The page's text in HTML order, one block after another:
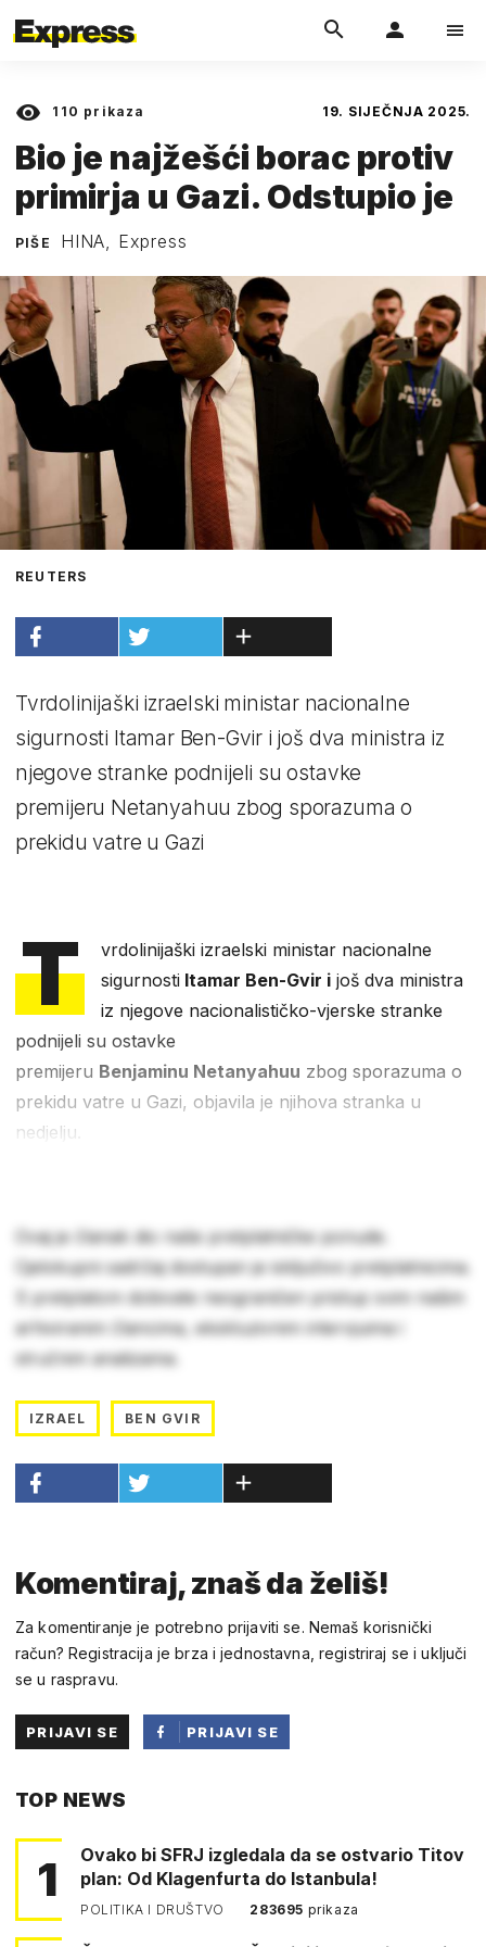
110 prikaza 19. SIJEČNJA 2025.
Bio je najžešći borac protiv
primirja u Gazi. Odstupio je
PIŠE HINA, Express
REUTERS
Tvrdolinijaški izraelski ministar nacionalne
sigurnosti Itamar Ben-Gvir i još dva ministra iz
njegove stranke podnijeli su ostavke
premijeru Netanyahuu zbog sporazuma o
prekidu vatre u Gazi
T
vrdolinijaški izraelski ministar nacionalne
sigurnosti Itamar Ben-Gvir i još dva ministra
iz njegove nacionalističko-vjerske stranke
podnijeli su ostavke
premijeru Benjaminu Netanyahuu zbog sporazuma o
prekidu vatre u Gazi, objavila je njihova stranka u
nedjelju.
Ovaj je članak dio naše pretplatničke ponude.
Cjelokupni sadržaj dostupan je isključivo pretplatnicima.
S pretplatom dobivate neograničen pristup svim našim
arhiviranim člancima, ekskluzivnim intervjuima i
stručnim analizama.
IZRAEL BEN GVIR
Komentiraj, znaš da želiš!
Za komentiranje je potrebno prijaviti se. Nemaš korisnički
račun? Registracija je brza i jednostavna, registriraj se i uključi
se u raspravu.
PRIJAVI SE
PRIJAVI SE
TOP NEWS
1
Ovako bi SFRJ izgledala da se ostvario Titov
plan: Od Klagenfurta do Istanbula!
POLITIKA I DRUŠTVO 283695 prikaza